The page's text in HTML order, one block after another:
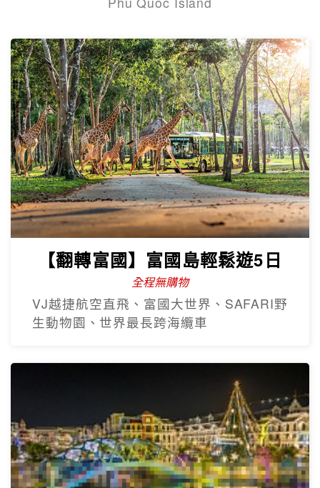
【翻轉富國】富國島輕鬆遊5日
全程無購物
VJ越捷航空直飛、富國大世界、SAFARI野
生動物園、世界最長跨海纜車